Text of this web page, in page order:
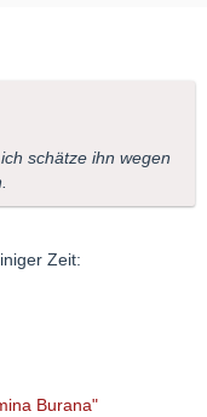
schätze ihn wegen
Zeit:
Burana"